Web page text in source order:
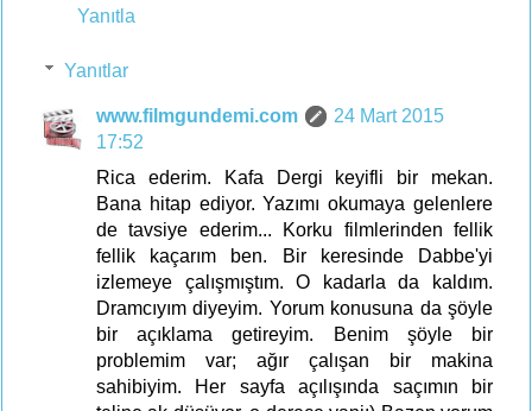
Yanıtla
Yanıtlar
www.filmgundemi.com
24 Mart 2015
17:52
Rica ederim. Kafa Dergi keyifli bir mekan.
Bana hitap ediyor. Yazımı okumaya gelenlere
de tavsiye ederim... Korku filmlerinden fellik
fellik kaçarım ben. Bir keresinde Dabbe'yi
izlemeye çalışmıştım. O kadarla da kaldım.
Dramcıyım diyeyim. Yorum konusuna da şöyle
bir açıklama getireyim. Benim şöyle bir
problemim var; ağır çalışan bir makina
sahibiyim. Her sayfa açılışında saçımın bir